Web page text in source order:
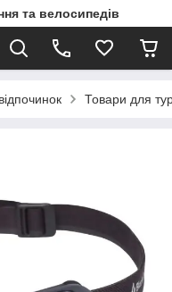
та велосипедів
Товари для